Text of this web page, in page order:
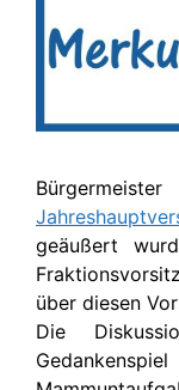
geäußert
über diesen
Die